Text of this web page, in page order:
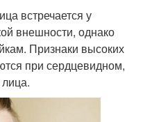
встречается у
внешности, однако
Признаки высоких
при сердцевидном,